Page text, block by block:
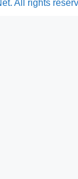
All rights